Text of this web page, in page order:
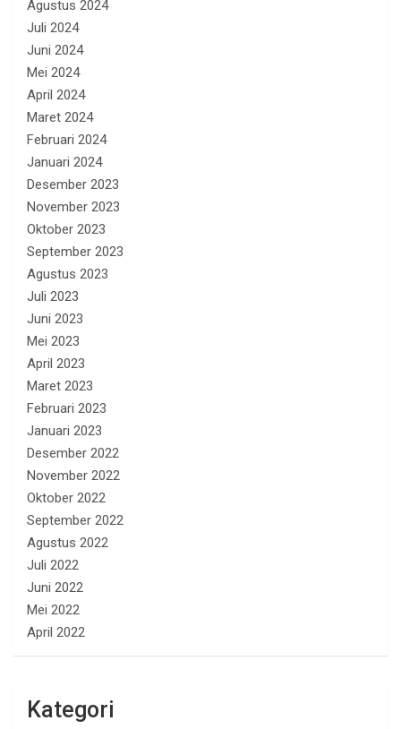
Agustus 2024
Juli 2024
Juni 2024
Mei 2024
April 2024
Maret 2024
Februari 2024
Januari 2024
Desember 2023
November 2023
Oktober 2023
September 2023
Agustus 2023
Juli 2023
Juni 2023
Mei 2023
April 2023
Maret 2023
Februari 2023
Januari 2023
Desember 2022
November 2022
Oktober 2022
September 2022
Agustus 2022
Juli 2022
Juni 2022
Mei 2022
April 2022
Kategori